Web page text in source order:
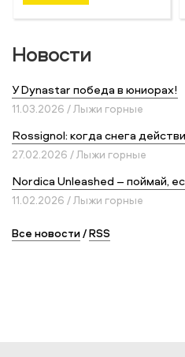
Новости
У Dynastar победа в юниорах!
11.03.2026 / Лыжи горные
Rossignol: когда снега
27.02.2026 / Лыжи горные
Nordica Unleashed – поймай,
11.02.2026 / Лыжи горные
Все новости/RSS